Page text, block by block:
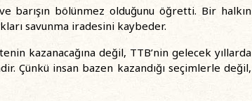
barışın bölünmez olduğunu öğretti. Bir halkın
savunma iradesini kaybeder.
kazanacağına değil, TTB’nin gelecek yıllarda
Çünkü insan bazen kazandığı seçimlerle değil,